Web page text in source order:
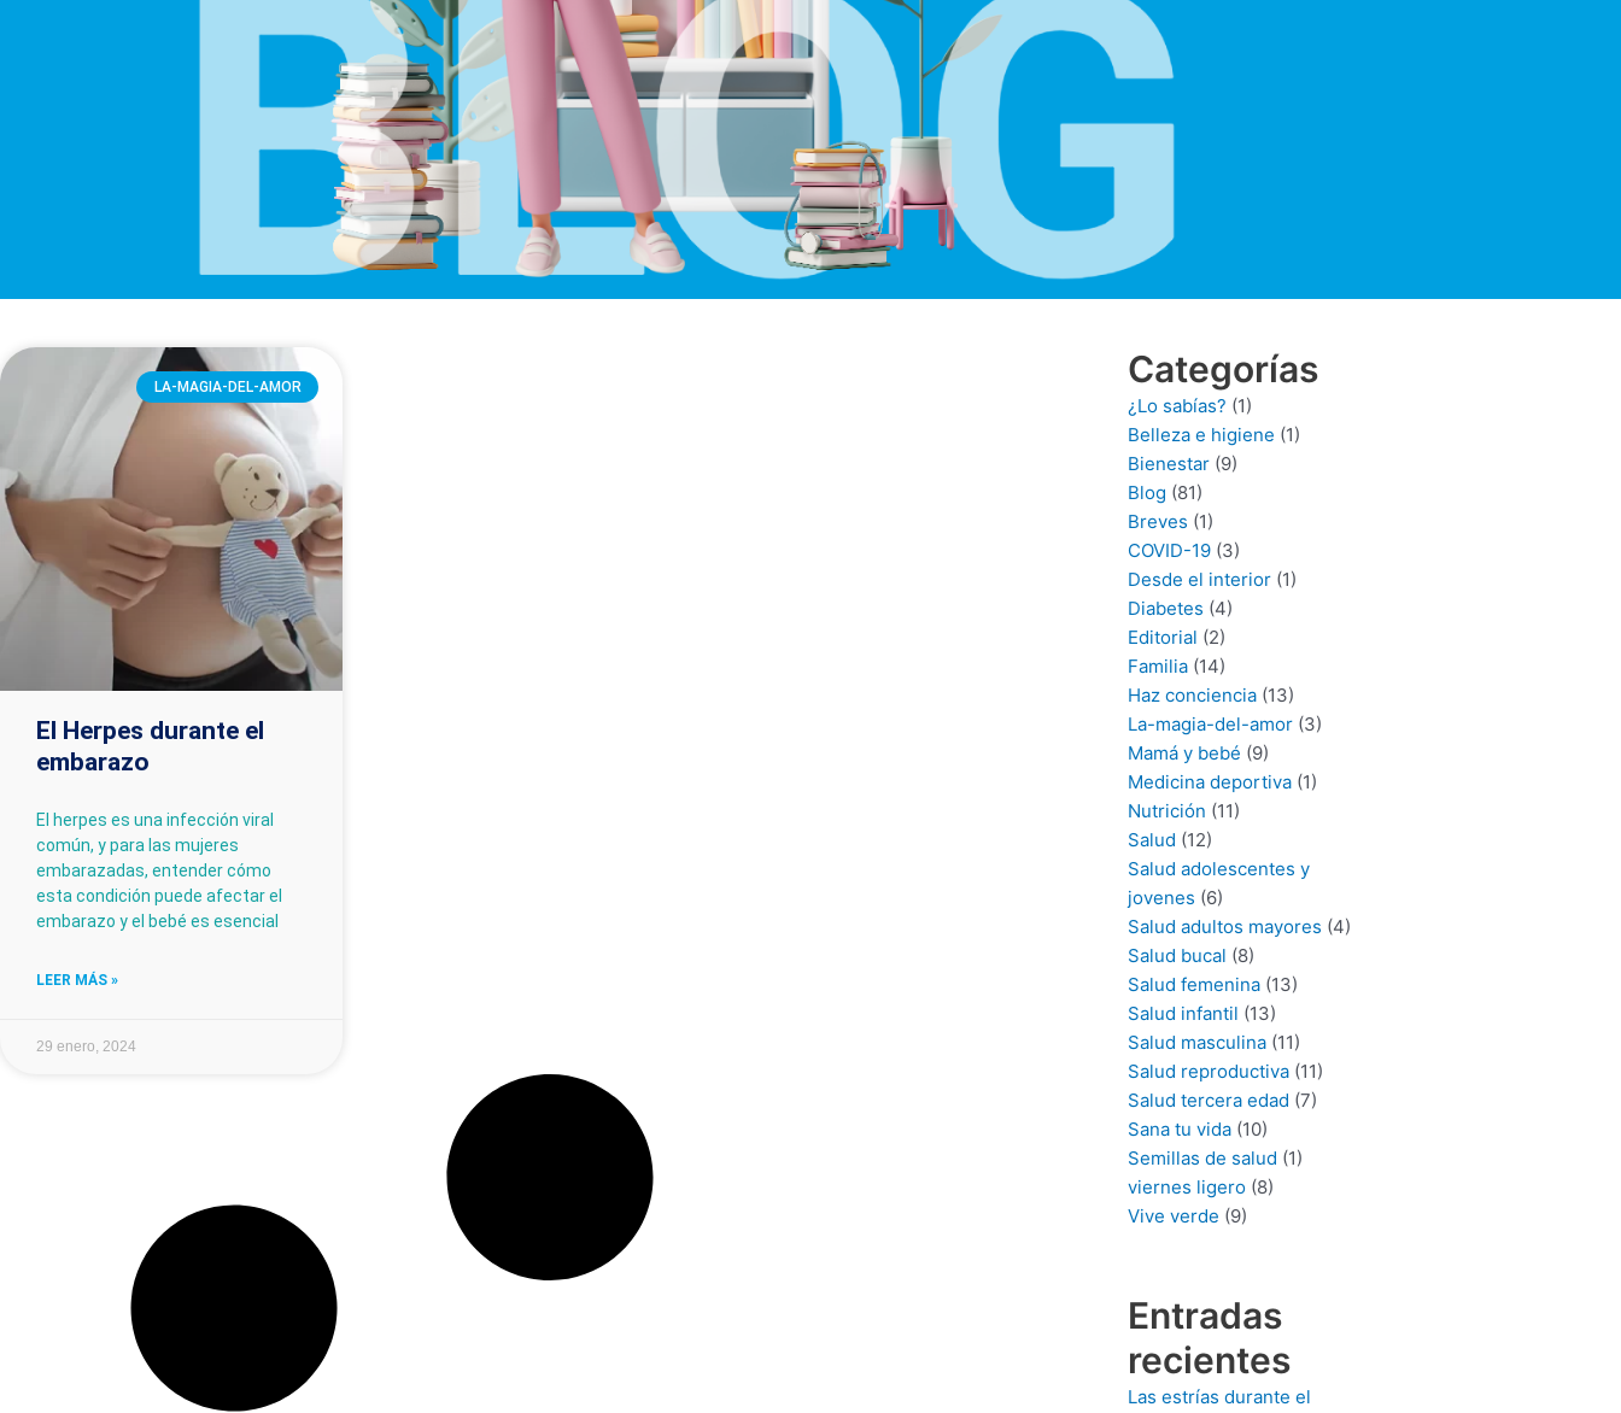
LA-MAGIA-DEL-AMOR
El Herpes durante el
embarazo
El herpes es una infección viral
común, y para las mujeres
embarazadas, entender cómo
esta condición puede afectar el
embarazo y el bebé es esencial
LEER MÁS »
29 enero, 2024
Categorías
¿Lo sabías? (1)
Belleza e higiene (1)
Bienestar(9)
Blog (81)
Breves (1)
COVID-19(3)
Desde el interior(1)
Diabetes (4)
Editorial (2)
Familia(14)
Haz conciencia(13)
La-magia-del-amor(3)
Mamá y bebé (9)
Medicina deportiva(1)
Nutrición (11)
Salud (12)
Salud adolescentes y
jovenes (6)
Salud adultos mayores (4)
Salud bucal (8)
Salud femenina(13)
Salud infantil (13)
Salud masculina(11)
Salud reproductiva(11)
Salud tercera edad (7)
Sana tu vida(10)
Semillas de salud (1)
viernes ligero(8)
Vive verde (9)
Entradas
recientes
Las estrías durante el